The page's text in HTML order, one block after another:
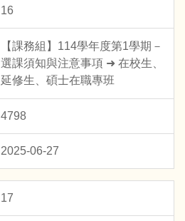
16
【課務組】114學年度第1學期－
選課須知與注意事項 ➜ 在校生、
延修生、碩士在職專班
4798
2025-06-27
17